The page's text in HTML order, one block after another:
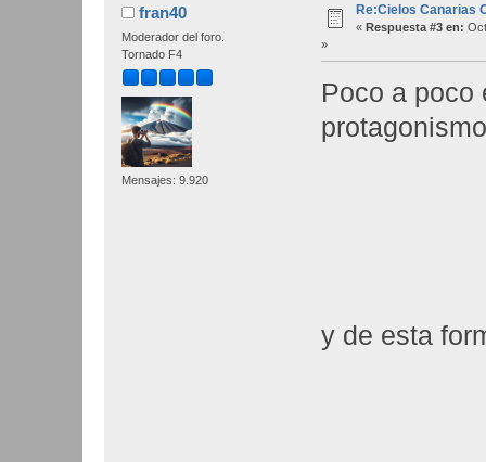
fran40
Moderador del foro.
Tornado F4
Mensajes: 9.920
Re:Cielos Canarias
« Respuesta #3 en:
»
Poco a poco
y de esta